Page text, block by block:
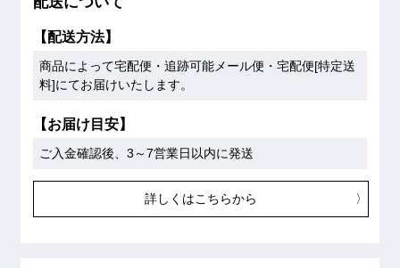
【配送方法】
商品によって宅配便・追跡可能メール便・宅配便[特定送
料]にてお届けいたします。
【お届け目安】
ご入金確認後、3～7営業日以内に発送
詳しくはこちらから